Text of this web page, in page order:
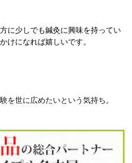
に少しでも鍼灸に興味を持ってい
けになれば嬉しいです。
を世に広めたいという気持ち。